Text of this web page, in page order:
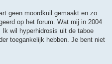
geen moordkuil gemaakt en zo
op het forum. Wat mij in 2004
wil hyperhidrosis uit de taboe
toegankelijk hebben. Je bent niet